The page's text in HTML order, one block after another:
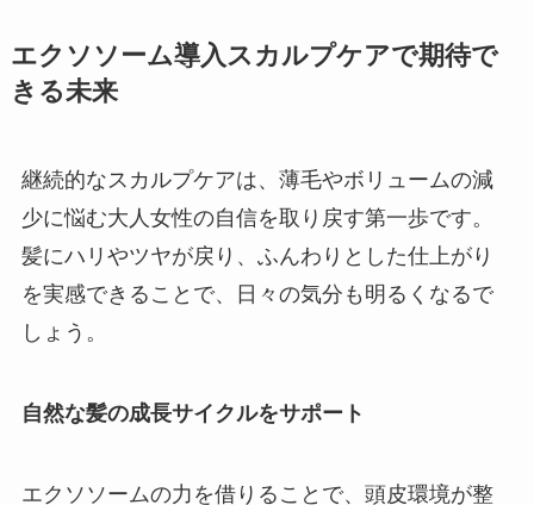
エクソソーム導入スカルプケアで期待で
きる未来
継続的なスカルプケアは、薄毛やボリュームの減
少に悩む大人女性の自信を取り戻す第一歩です。
髪にハリやツヤが戻り、ふんわりとした仕上がり
を実感できることで、日々の気分も明るくなるで
しょう。
自然な髪の成長サイクルをサポート
エクソソームの力を借りることで、頭皮環境が整